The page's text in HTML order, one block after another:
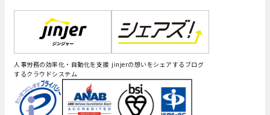
人事労務の効率化・自動化を支援
するクラウドシステム
jinjerの想いをシェアするブログ